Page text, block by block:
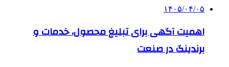
۱۴۰۵/۰۴/۰۵
اهمیت آگهی برای تبلیغ محصول، خدمات و
برندینگ در صنعت